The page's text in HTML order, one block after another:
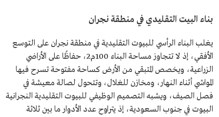
بناء البيت التقليدي في منطقة نجران
يغلب البناء الرأسي للبيوت التقليدية في منطقة نجران على التوسع
الأفقي، إذ لا تتجاوز مساحة البناء 100م2، حفاظًا على الأراضي
الزراعية، ويخصص المتبقي من الأرض كساحة مفتوحة تسرح فيها
المواشي أثناء النهار، ومخازن للغلال، وتتحول لصالة معيشة في
فصل الصيف، ويشبه التصميم الوظيفي للبيوت التقليدية النجرانية
البيوت في جنوب السعودية، إذ يتراوح عدد الأدوار ما بين ثلاثة